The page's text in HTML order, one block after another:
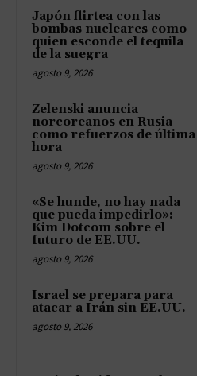
Japón flirtea con las
bombas nucleares como
quien esconde el tequila
de la suegra
agosto 9, 2026
Zelenski anuncia
norcoreanos en Rusia
como refuerzos de última
hora
agosto 9, 2026
«Se hunde, no hay nada
que pueda impedirlo»:
Kim Dotcom sobre el
futuro de EE.UU.
agosto 9, 2026
Israel se prepara para
atacar a Irán sin EE.UU.
agosto 9, 2026